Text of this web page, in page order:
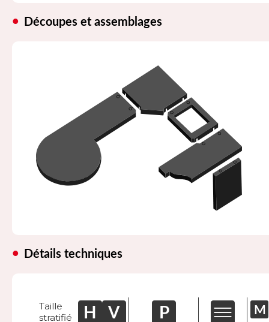
Découpes et assemblages
Détails techniques
Taille
stratifié